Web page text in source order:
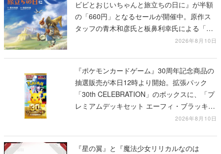
ビビとおじいちゃんと旅立ちの日に』が半額
の「660円」となるセールが開催中。原作ス
タッフの青木和彦氏と板鼻利幸氏による「ビ
2026年8月10日
『ポケモンカードゲーム』30周年記念商品の
抽選販売が本日12時より開始。拡張パック
「30th CELEBRATION」のボックスに、「プ
レミアムデッキセット エーフィ・ブラッキ
ー」「FUTURISTIC BOX」の計3商品2026年8月10日
『星の翼』と『魔法少女リリカルなのは